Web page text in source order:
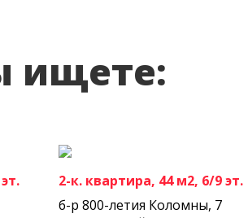
ищете:
2-к. квартира, 44 м2, 6/9 эт.
б-р 800-летия Коломны, 7